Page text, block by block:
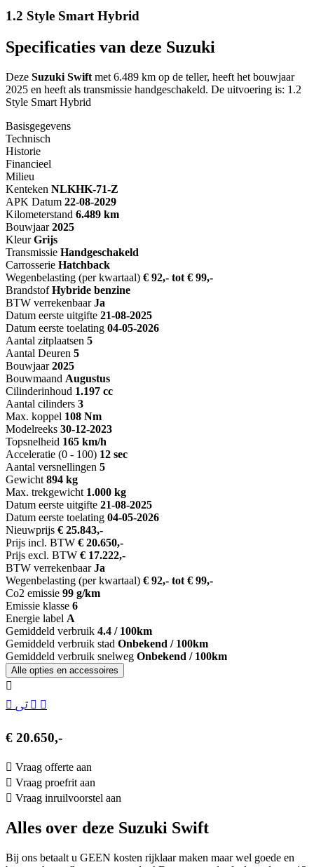
1.2 Style Smart Hybrid
Specificaties van deze Suzuki
Deze Suzuki Swift met 6.489 km op de teller, heeft het bouwjaar
2025 en heeft als transmissie handgeschakeld. De uitvoering is: 1.2
Style Smart Hybrid
Basisgegevens
Technisch
Historie
Financieel
Milieu
Kenteken NLKHK-71-Z
APK Datum 22-08-2029
Kilometerstand 6.489 km
Bouwjaar 2025
Kleur Grijs
Transmissie Handgeschakeld
Carrosserie Hatchback
Wegenbelasting (per kwartaal) € 92,- tot € 99,-
Brandstof Hybride benzine
BTW verrekenbaar Ja
Datum eerste uitgifte 21-08-2025
Datum eerste toelating 04-05-2026
Aantal zitplaatsen 5
Aantal Deuren 5
Bouwjaar 2025
Bouwmaand Augustus
Cilinderinhoud 1.197 cc
Aantal cilinders 3
Max. koppel 108 Nm
Modelreeks 30-12-2023
Topsnelheid 165 km/h
Acceleratie (0 - 100) 12 sec
Aantal versnellingen 5
Gewicht 894 kg
Max. trekgewicht 1.000 kg
Datum eerste uitgifte 21-08-2025
Datum eerste toelating 04-05-2026
Nieuwprijs € 25.843,-
Prijs incl. BTW € 20.650,-
Prijs excl. BTW € 17.222,-
BTW verrekenbaar Ja
Wegenbelasting (per kwartaal) € 92,- tot € 99,-
Co2 emissie 99 g/km
Emissie klasse 6
Energie label A
Gemiddeld verbruik 4.4 / 100km
Gemiddeld verbruik stad Onbekend / 100km
Gemiddeld verbruik snelweg Onbekend / 100km
Alle opties en accessoires
€ 20.650,-
Vraag offerte aan
Vraag proefrit aan
Vraag inruilvoorstel aan
Alles over deze Suzuki Swift
Bij ons betaalt u GEEN kosten rijklaar maken maar wel goede en